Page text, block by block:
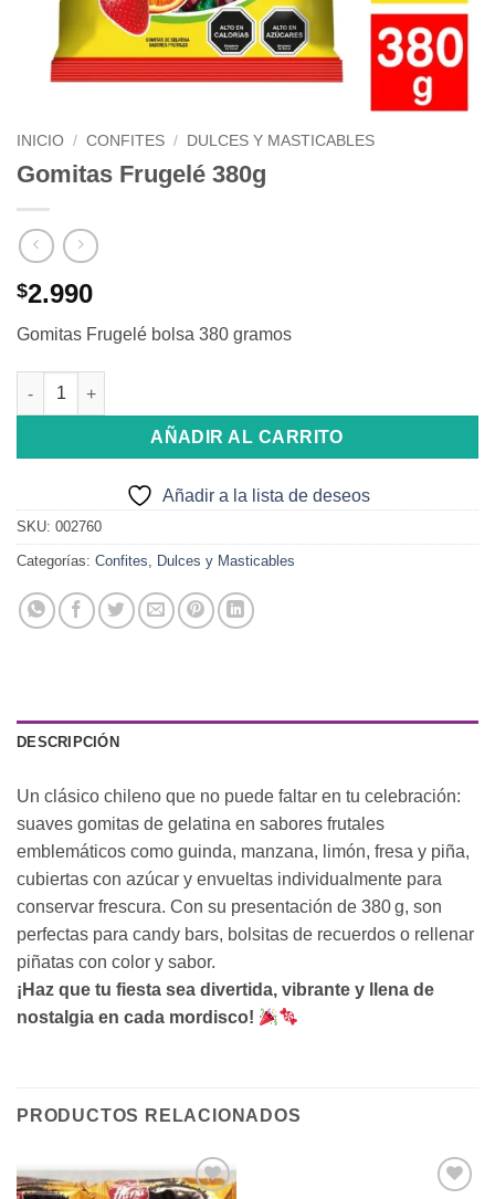
INICIO / CONFITES / DULCES Y MASTICABLES
Gomitas Frugelé 380g
$2.990
Gomitas Frugelé bolsa 380 gramos
Gomitas Frugelé 380g cantidad
AÑADIR AL CARRITO
Añadir a la lista de deseos
SKU: 002760
Categorías: Confites, Dulces y Masticables
DESCRIPCIÓN
Un clásico chileno que no puede faltar en tu celebración:
suaves gomitas de gelatina en sabores frutales
emblemáticos como guinda, manzana, limón, fresa y piña,
cubiertas con azúcar y envueltas individualmente para
conservar frescura. Con su presentación de 380 g, son
perfectas para candy bars, bolsitas de recuerdos o rellenar
piñatas con color y sabor.
¡Haz que tu fiesta sea divertida, vibrante y llena de
nostalgia en cada mordisco!
PRODUCTOS RELACIONADOS